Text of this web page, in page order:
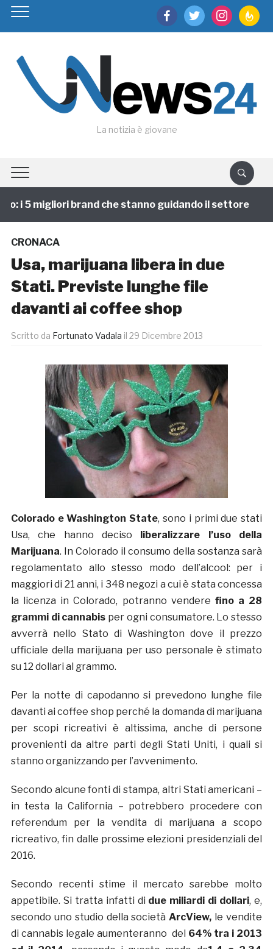
facebooktwitter instagram
La notizia è giovane
i 5 migliori brand che stanno guidando il settore
CRONACA
Usa, marijuana libera in due
Stati. Previste lunghe file
davanti ai coffee shop
Scritto da Fortunato Vadala il 29 Dicembre 2013
Colorado e Washington State, sono i primi due stati
Usa, che hanno deciso liberalizzare l’uso della
Marijuana. In Colorado il consumo della sostanza sarà
regolamentato allo stesso modo dell’alcool: per i
maggiori di 21 anni, i 348 negozi a cui è stata concessa
la licenza in Colorado, potranno vendere fino a 28
grammi di cannabis per ogni consumatore. Lo stesso
avverrà nello Stato di Washington dove il prezzo
ufficiale della marijuana per uso personale è stimato
su 12 dollari al grammo.
Per la notte di capodanno si prevedono lunghe file
davanti ai coffee shop perché la domanda di marijuana
per scopi ricreativi è altissima, anche di persone
provenienti da altre parti degli Stati Uniti, i quali si
stanno organizzando per l’avvenimento.
Secondo alcune fonti di stampa, altri Stati americani –
in testa la California – potrebbero procedere con
referendum per la vendita di marijuana a scopo
ricreativo, fin dalle prossime elezioni presidenziali del
2016.
Secondo recenti stime il mercato sarebbe molto
appetibile. Si tratta infatti di due miliardi di dollari, e,
secondo uno studio della societàArcView, le vendite
di cannabis legale aumenteranno del 64% tra i 2013